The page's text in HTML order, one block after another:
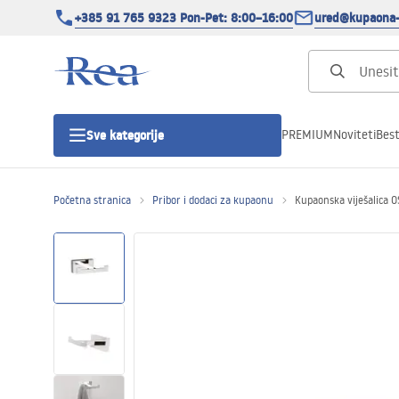
+385 91 765 9323 Pon-Pet: 8:00–16:00
Sve kategorije
Tuš vrata
Tuš Kanalice
PREMIUMNoviteti
Početna stranica Pribor i dodaci za kupaonu Kupaonska viješalica